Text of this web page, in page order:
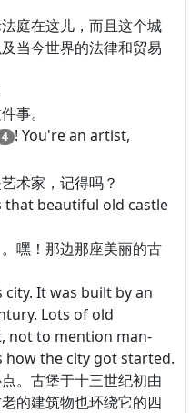
庭在这儿，而且这个城
当今世界的法律和贸易
事。
4 ! You're an artist,
术家，记得吗？
beautiful old castle
嘿！那边那座美丽的古
It was built by an
Lots of old
not to mention man-
how the city got started.
。古堡于十三世纪初由
的建筑物也环绕它的四